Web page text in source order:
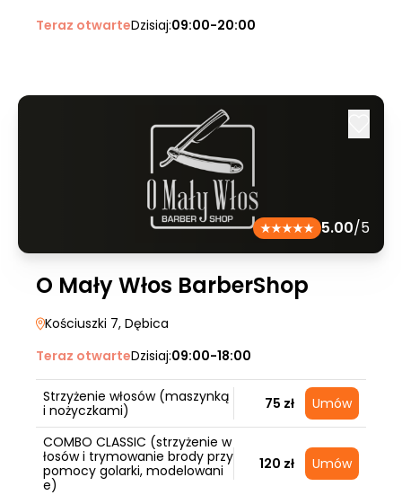
Teraz otwarteDzisiaj:09:00-20:00
5.00/5
O Mały Włos BarberShop
Kościuszki 7, Dębica
Teraz otwarteDzisiaj:09:00-18:00
Strzyżenie włosów (maszynką
i nożyczkami)
75 zł Umów
COMBO CLASSIC (strzyżenie w
łosów i trymowanie brody przy
pomocy golarki, modelowani
e)
120 zł Umów